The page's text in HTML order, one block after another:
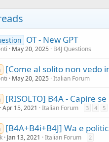
OT - New GPT
May 20, 2025 B4J Questions
[Come al solito non vedo
May 20, 2025 Italian Forum
[RISOLTO] B4A - Capire
Apr 15, 2021 Italian Forum 3 4 5
[B4A+B4i+B4J] Wa e
Jan 13, 2021 Italian Forum 2